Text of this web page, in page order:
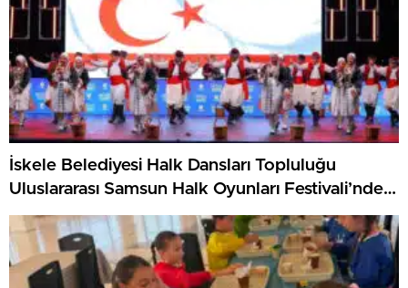
İskele Belediyesi Halk Dansları Topluluğu
Uluslararası Samsun Halk Oyunları Festivali’nde
KKTC’yi Gururla Temsil Ediyor